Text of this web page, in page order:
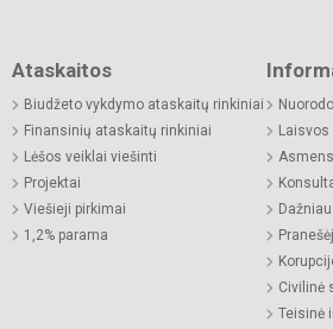
Ataskaitos
Biudžeto vykdymo ataskaitų rinkiniai
Finansinių ataskaitų rinkiniai
Lėšos veiklai viešinti
Projektai
Viešieji pirkimai
1,2% parama
Laisvos
Civilinė
Teisinė